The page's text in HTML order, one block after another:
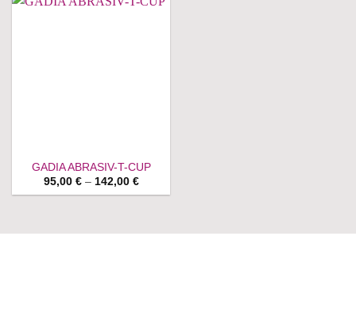
GADIA ABRASIV-T-CUP
95,00 € – 142,00 €Price